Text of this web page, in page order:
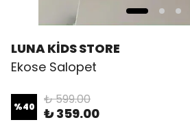
LUNA KİDS STORE
Ekose Salopet
%40 ₺ 599.00
₺ 359.00